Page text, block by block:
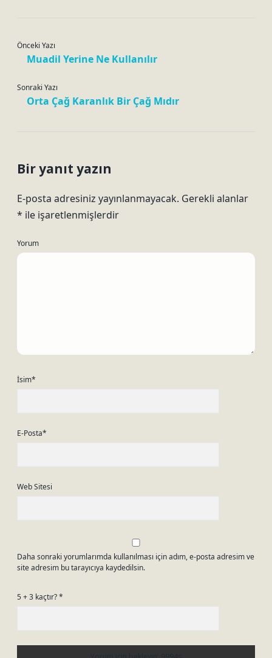
Önceki Yazı
Muadil Yerine Ne Kullanılır
Sonraki Yazı
Orta Çağ Karanlık Bir Çağ Mıdır
Bir yanıt yazın
E-posta adresiniz yayınlanmayacak. Gerekli alanlar
* ile işaretlenmişlerdir
Yorum
İsim*
E-Posta*
Web Sitesi
Daha sonraki yorumlarımda kullanılması için adım, e-posta adresim ve
site adresim bu tarayıcıya kaydedilsin.
5 + 3 kaçtır?*